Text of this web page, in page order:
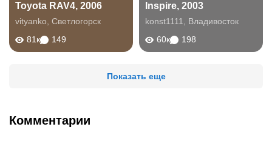
Toyota RAV4, 2006
vityanko Светлогорск
81к
149
Inspire, 2003
konst1111
Владивосток
60к
198
Показать еще
Комментарии